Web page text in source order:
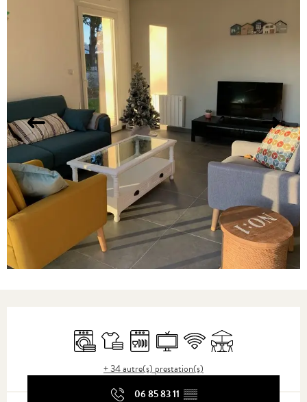
Lave lingeDraps et linge
Lave vaisselle
Télévision
WiFi Terrasse
+ 34 autre(s) prestation(s)
06 85 83 11 ▒▒